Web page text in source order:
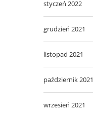
styczeń 2022
grudzień 2021
listopad 2021
październik 2021
wrzesień 2021